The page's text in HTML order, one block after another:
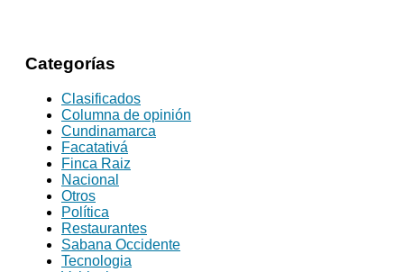
Categorías
Clasificados
Columna de opinión
Cundinamarca
Facatativá
Finca Raiz
Nacional
Otros
Política
Restaurantes
Sabana Occidente
Tecnologia